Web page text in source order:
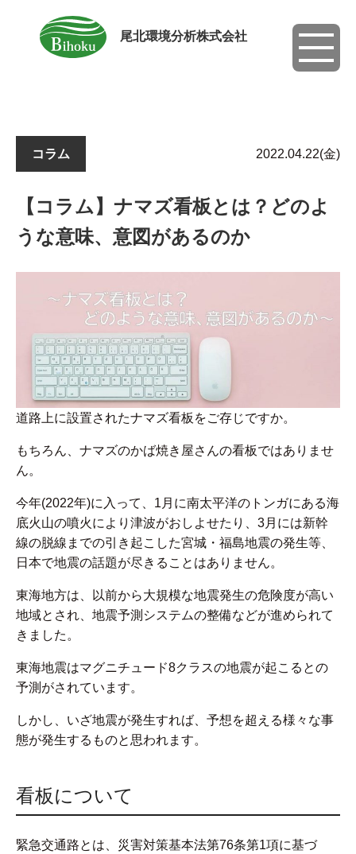
尾北環境分析株式会社
toggle
コラム 2022.04.22(金)
【コラム】ナマズ看板とは？どのよ
うな意味、意図があるのか
道路上に設置されたナマズ看板をご存じですか。
もちろん、ナマズのかば焼き屋さんの看板ではありませ
ん。
今年(2022年)に入って、1月に南太平洋のトンガにある海
底火山の噴火により津波がおしよせたり、3月には新幹
線の脱線までの引き起こした宮城・福島地震の発生等、
日本で地震の話題が尽きることはありません。
東海地方は、以前から大規模な地震発生の危険度が高い
地域とされ、地震予測システムの整備などが進められて
きました。
東海地震はマグニチュード8クラスの地震が起こるとの
予測がされています。
しかし、いざ地震が発生すれば、予想を超える様々な事
態が発生するものと思われます。
看板について
緊急交通路とは、災害対策基本法第76条第1項に基づ